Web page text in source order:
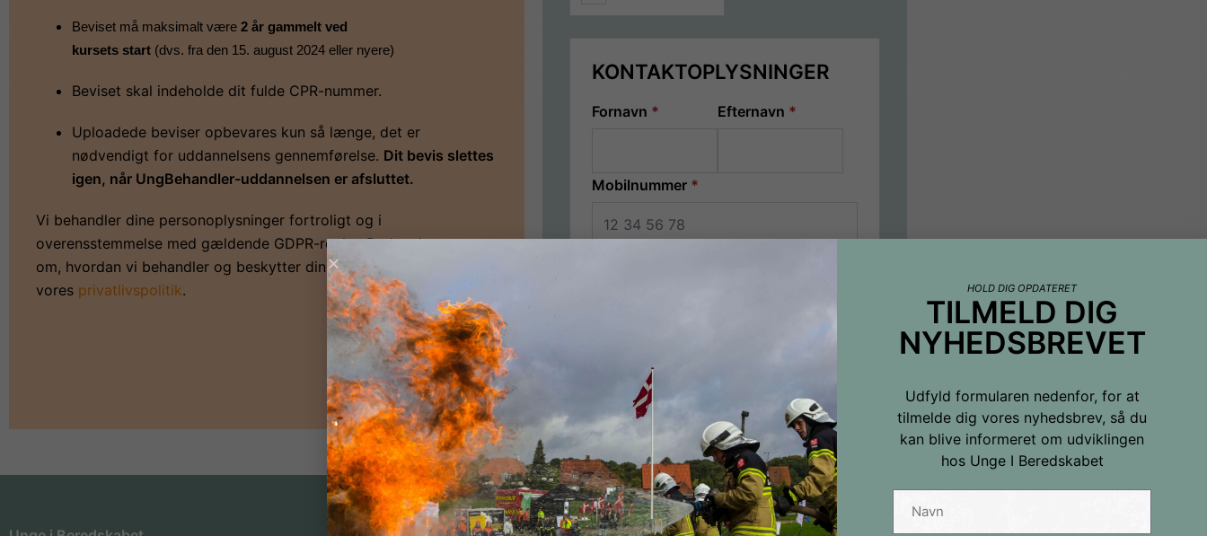
Beviset må maksimalt være 2 år gammelt ved
kursets start (dvs. fra den 15. august 2024 eller nyere)
Beviset skal indeholde dit fulde CPR-nummer.
Uploadede beviser opbevares kun så længe, det er
nødvendigt for uddannelsens gennemførelse. Dit bevis slettes
igen, når UngBehandler-uddannelsen er afsluttet.
Vi behandler dine personoplysninger fortroligt og i
overensstemmelse med gældende GDPR-regler. Du kan læse mere
om, hvordan vi behandler og beskytter dine oplysninger i
vores privatlivspolitik.
KONTAKTOPLYSNINGER
Fornavn * Efternavn *
Mobilnummer *
Tilmeld dig nyhedsbrevet
Navn
HOLD DIG OPDATERET
TILMELD DIG
NYHEDSBREVET
Udfyld formularen nedenfor, for at
tilmelde dig vores nyhedsbrev, så du
kan blive informeret om udviklingen
hos Unge I Beredskabet